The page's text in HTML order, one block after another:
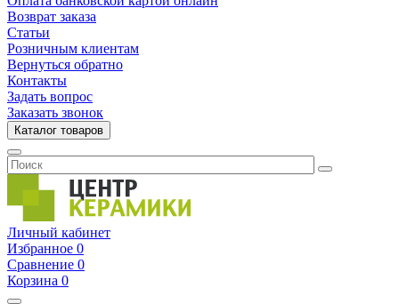
Возврат заказа
Статьи
Розничным клиентам
Вернуться обратно
Контакты
Задать вопрос
Заказать звонок
Каталог товаров
Личный кабинет
Избранное 0
Сравнение 0
Корзина 0